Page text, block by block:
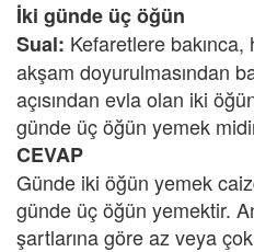
İki günde üç öğün
Sual: Kefaretlere
akşam doyurulmasından
açısından evla olan iki
günde üç öğün yemek
CEVAP
Günde iki öğün yemek
günde üç öğün yemektir.
şartlarına göre az veya